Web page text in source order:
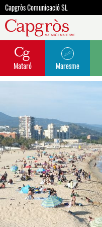
Capgròs Comunicació SL
Mataró Maresme